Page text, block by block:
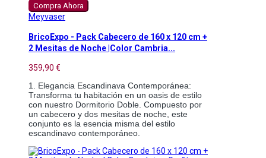
Compra Ahora
Meyvaser
BricoExpo - Pack Cabecero de 160 x 120 cm +
2 Mesitas de Noche |Color Cambria...
359,90 €
1. Elegancia Escandinava Contemporánea:
Transforma tu habitación en un oasis de estilo
con nuestro Dormitorio Doble. Compuesto por
un cabecero y dos mesitas de noche, este
conjunto es la esencia misma del estilo
escandinavo contemporáneo.